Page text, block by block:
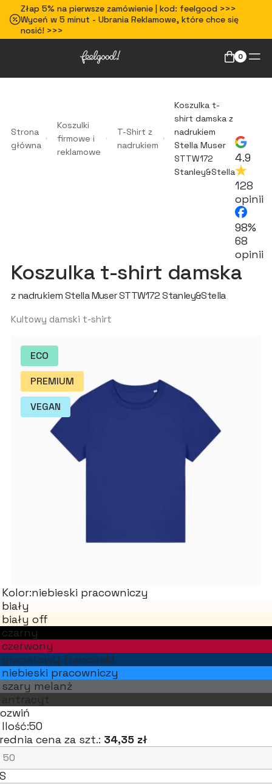
Złap 5% na pierwsze zamówienie | kod: feelgood >>>
Wyceń w 5 minut - Ubrania Reklamowe, które chce się
nosić! >>>
0
Strona
główna
Koszulki
firmowe i
reklamowe
T-Shirt z
nadrukiem
Koszulka t-
shirt damska z
nadrukiem
Stella Muser
STTW172
Stanley&Stella
4.9
128
opinii
98%
68
opinii
Koszulka t-shirt damska
z nadrukiem Stella Muser STTW172 Stanley&Stella
Kultowy damski t-shirt
ECO
PREMIUM
VEGAN
Kolor:niebieski pracowniczy
biały
biały off
czarny
czerwony
granatowy francuski
niebieski pracowniczy
szary melanż
Ilość:50
cena za szt.: 34,35 zł